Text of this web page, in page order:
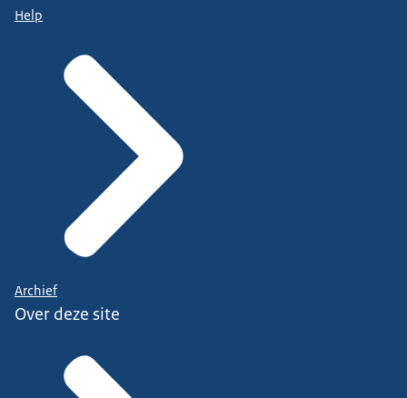
Help
Archief
Over deze site